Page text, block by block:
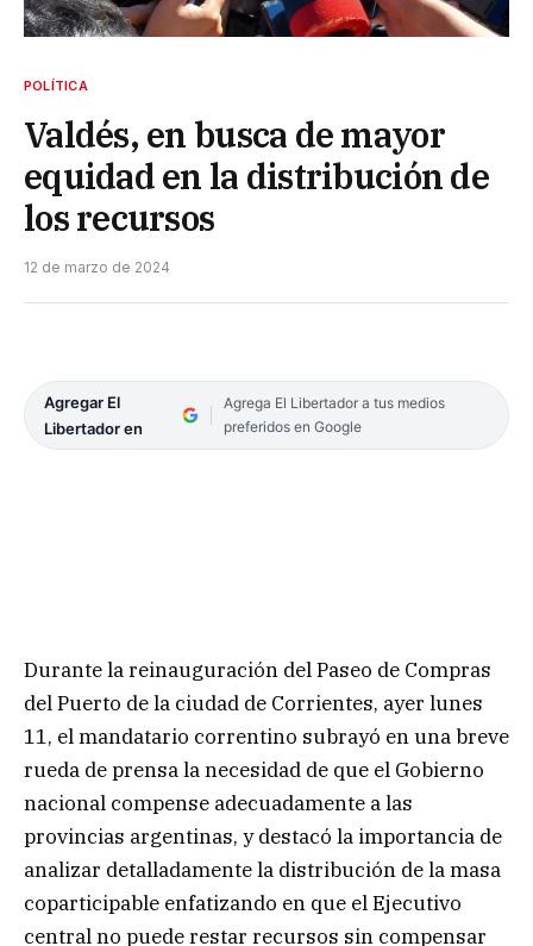
POLÍTICA
Valdés, en busca de mayor
equidad en la distribución de
los recursos
12 de marzo de 2024
Agregar El
Libertador en
Agrega El Libertador a tus medios
preferidos en Google
Durante la reinauguración del Paseo de Compras
del Puerto de la ciudad de Corrientes, ayer lunes
11, el mandatario correntino subrayó en una breve
rueda de prensa la necesidad de que el Gobierno
nacional compense adecuadamente a las
provincias argentinas, y destacó la importancia de
analizar detalladamente la distribución de la masa
coparticipable enfatizando en que el Ejecutivo
central no puede restar recursos sin compensar